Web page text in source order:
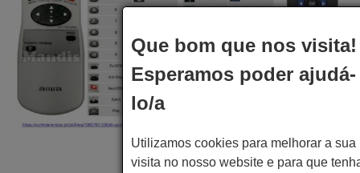
Que bom que nos visita!
Esperamos poder ajudá-
lo/a
Utilizamos cookies para melhorar a sua
visita no nosso website e para que